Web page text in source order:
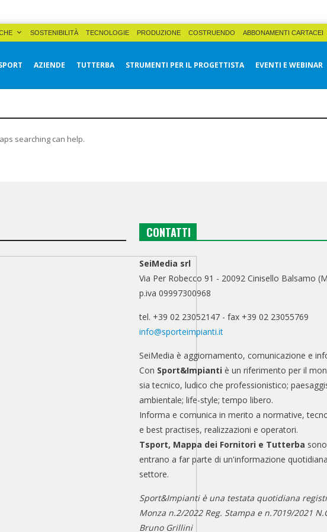
SOSTENIBILITÀ TECNOLOGIE PRODUZIONE COSTRUENDO ABBONAMENTI CARTACEI
AZIENDE TUTTERBA STRUMENTI PER IL PROGETTISTA EVENTI E WEBINAR
searching can help.
CONTATTI
SeiMedia srl
Via Per Robecco 91 - 20092 Cinisello Balsamo
p.iva 09997300968
tel. +39 02 23052147 - fax +39 02 23055769
info@sporteimpianti.it
SeiMedia è aggiornamento, comunicazione e
Con Sport&Impianti è un riferimento per il
sia tecnico, ludico che professionistico;
ambientale; life-style; tempo libero.
Informa e comunica in merito a normative,
e best practises, realizzazioni e operatori.
Tsport, Mappa dei Fornitori e Tutterba
entrano a far parte di un'informazione
settore.
Sport&Impianti è una testata quotidiana
Monza n.2/2022 Reg. Stampa e n.7019/2021
Bruno Grillini